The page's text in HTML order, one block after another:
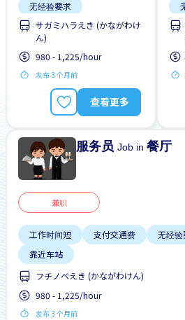
无经验要求
每周2-3天
靠近车站
サガミハラえき (かながわけ
ん)
980 - 1,225/hour
发布 3 个月前
查看更多
服务员Job in餐厅
兼职
工作时间短 支付交通费 无经验
靠近车站
フチノベえき (かながわけん)
980 - 1,225/hour
发布 3 个月前